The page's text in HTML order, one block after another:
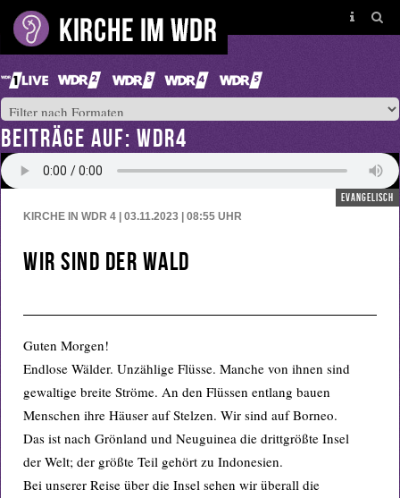
BEITRÄGE AUF: WDR4
evangelisch
KIRCHE IN WDR 4 | 03.11.2023 | 08:55 UHR
Wir sind der Wald
Guten Morgen!
Endlose Wälder. Unzählige Flüsse. Manche von ihnen sind
gewaltige breite Ströme. An den Flüssen entlang bauen
Menschen ihre Häuser auf Stelzen. Wir sind auf Borneo.
Das ist nach Grönland und Neuguinea die drittgrößte Insel
der Welt; der größte Teil gehört zu Indonesien.
Bei unserer Reise über die Insel sehen wir überall die